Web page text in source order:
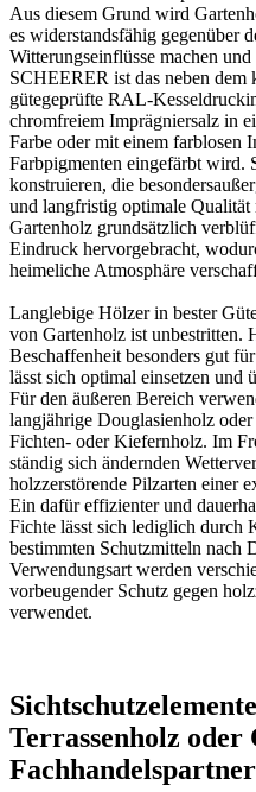
Aus diesem Grund wird
es widerstandsfähig gegenüber
Witterungseinflüsse machen
SCHEERER ist das neben
gütegeprüfte RAL-
chromfreiem Imprägniersalz in
Farbe oder mit einem farblosen
Farbpigmenten eingefärbt wird.
konstruieren, die
und langfristig optimale
Gartenholz grundsätzlich
Eindruck hervorgebracht,
heimeliche Atmosphäre
Langlebige Hölzer in bester
von Gartenholz ist unbestritten.
Beschaffenheit besonders gut
lässt sich optimal einsetzen und
Für den äußeren Bereich
langjährige Douglasienholz
Fichten- oder Kiefernholz. Im
ständig sich ändernden
holzzerstörende Pilzarten einer
Ein dafür effizienter und
Fichte lässt sich lediglich durch
bestimmten Schutzmitteln nach
Verwendungsart werden
vorbeugender Schutz gegen
verwendet.
Terrassenholz